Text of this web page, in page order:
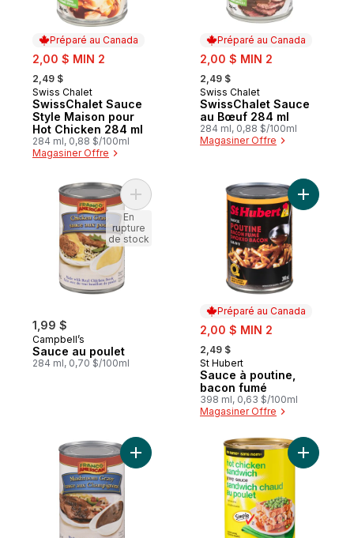
Préparé au Canada
sale:
2,00 $ MIN 2
, formerly:
2,49 $
Préparé au Canada
Swiss Chalet
SwissChalet Sauce
Style Maison pour
Hot Chicken 284 ml
284 ml, 0,88 $/100ml
Magasiner Offre
Préparé au Canada
sale:
2,00 $ MIN 2
, formerly:
2,49 $
Préparé au Canada
Swiss Chalet
SwissChalet Sauce
au Bœuf 284 ml
284 ml, 0,88 $/100ml
Magasiner Offre
1,99 $
Campbell’s
Sauce au poulet
284 ml, 0,70 $/100ml
Ajouter Sauce au poulet au panier
En
rupture
de stock
Préparé au Canada
sale:
2,00 $ MIN 2
, formerly:
2,49 $
Préparé au Canada
St Hubert
Sauce à poutine,
bacon fumé
398 ml, 0,63 $/100ml
Magasiner Offre
Ajouter
Ajouter Sauce aux champignons Franco
Ajouter